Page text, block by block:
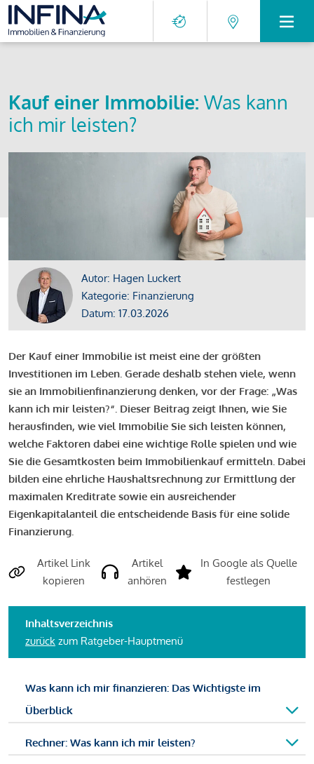
Kauf einer Immobilie: Was kann
ich mir leisten?
Autor: Hagen Luckert
Kategorie: Finanzierung
Datum: 17.03.2026
Der Kauf einer Immobilie ist meist eine der größten
Investitionen im Leben. Gerade deshalb stehen viele, wenn
sie an Immobilienfinanzierung denken, vor der Frage: „Was
kann ich mir leisten?“. Dieser Beitrag zeigt Ihnen, wie Sie
herausfinden, wie viel Immobilie Sie sich leisten können,
welche Faktoren dabei eine wichtige Rolle spielen und wie
Sie die Gesamtkosten beim Immobilienkauf ermitteln. Dabei
bilden eine ehrliche Haushaltsrechnung zur Ermittlung der
maximalen Kreditrate sowie ein ausreichender
Eigenkapitalanteil die entscheidende Basis für eine solide
Finanzierung.
Artikel Link
kopieren
Artikel
anhören
In Google als Quelle
festlegen
Inhaltsverzeichnis
zurück zum Ratgeber-Hauptmenü
Was kann ich mir finanzieren: Das Wichtigste im
Überblick
Rechner: Was kann ich mir leisten?